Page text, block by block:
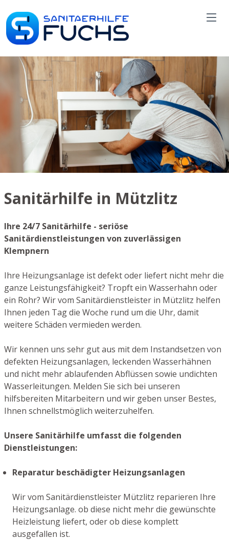
Sanitärhilfe in Mützlitz
Ihre 24/7 Sanitärhilfe - seriöse
Sanitärdienstleistungen von zuverlässigen
Klempnern
Ihre Heizungsanlage ist defekt oder liefert nicht mehr die
ganze Leistungsfähigkeit? Tropft ein Wasserhahn oder
ein Rohr? Wir vom Sanitärdienstleister in Mützlitz helfen
Ihnen jeden Tag die Woche rund um die Uhr, damit
weitere Schäden vermieden werden.
Wir kennen uns sehr gut aus mit dem Instandsetzen von
defekten Heizungsanlagen, leckenden Wasserhähnen
und nicht mehr ablaufenden Abflüssen sowie undichten
Wasserleitungen. Melden Sie sich bei unseren
hilfsbereiten Mitarbeitern und wir geben unser Bestes,
Ihnen schnellstmöglich weiterzuhelfen.
Unsere Sanitärhilfe umfasst die folgenden
Dienstleistungen:
Reparatur beschädigter Heizungsanlagen
Wir vom Sanitärdienstleister Mützlitz reparieren Ihre
Heizungsanlage. ob diese nicht mehr die gewünschte
Heizleistung liefert, oder ob diese komplett
ausgefallen ist.